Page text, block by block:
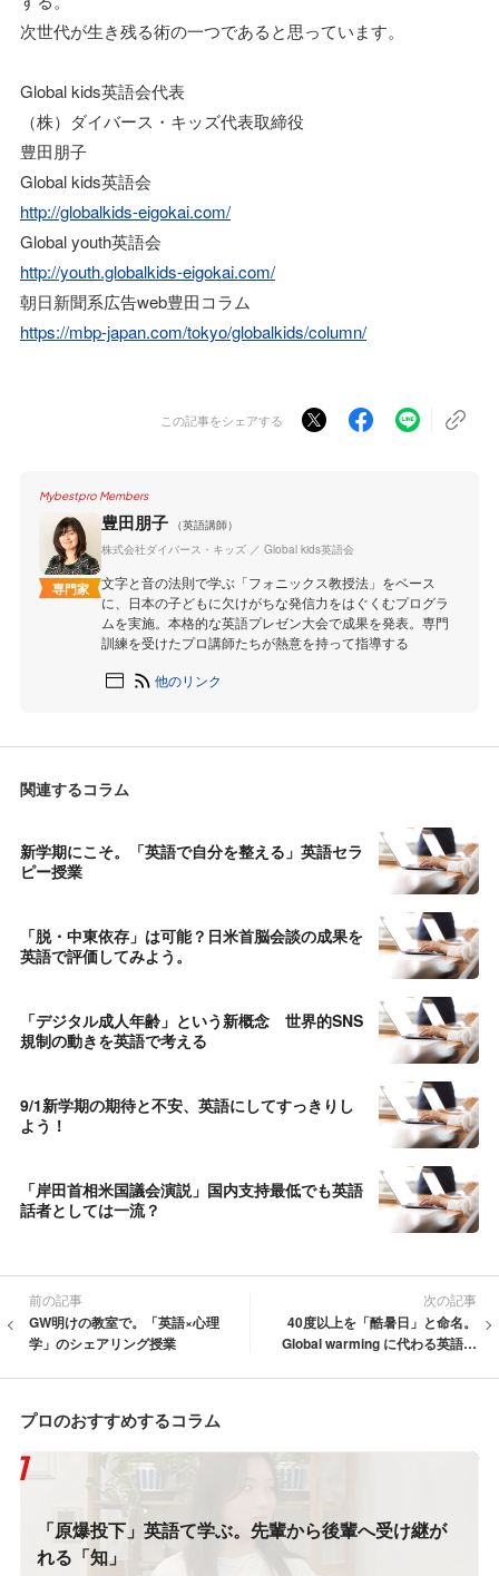
次世代が生き残る術の一つであると思っています。
Global kids英語会代表
（株）ダイバース・キッズ代表取締役
豊田朋子
Global kids英語会
http://globalkids-eigokai.com/
Global youth英語会
http://youth.globalkids-eigokai.com/
朝日新聞系広告web豊田コラム
https://mbp-japan.com/tokyo/globalkids/column/
この記事をシェアする
Mybestpro Members
専門家
豊田朋子
（英語講師）
株式会社ダイバース・キッズ ／ Global kids英語会
文字と音の法則で学ぶ「フォニックス教授法」をベース
に、日本の子どもに欠けがちな発信力をはぐくむプログラ
ムを実施。本格的な英語プレゼン大会で成果を発表。専門
訓練を受けたプロ講師たちが熱意を持って指導する
他のリンク
関連するコラム
新学期にこそ。「英語で自分を整える」英語セラ
ピー授業
「脱・中東依存」は可能？日米首脳会談の成果を
英語で評価してみよう。
「デジタル成人年齢」という新概念 世界的SNS
規制の動きを英語で考える
9/1新学期の期待と不安、英語にしてすっきりし
よう！
「岸田首相米国議会演説」国内支持最低でも英語
話者としては一流？
前の記事
GW明けの教室で。「英語×心理
学」のシェアリング授業
次の記事
40度以上を「酷暑日」と命名。
Global warming に代わる英語名
プロのおすすめするコラム
「原爆投下」英語て学ぶ。先輩から後輩へ受け継が
れる「知」